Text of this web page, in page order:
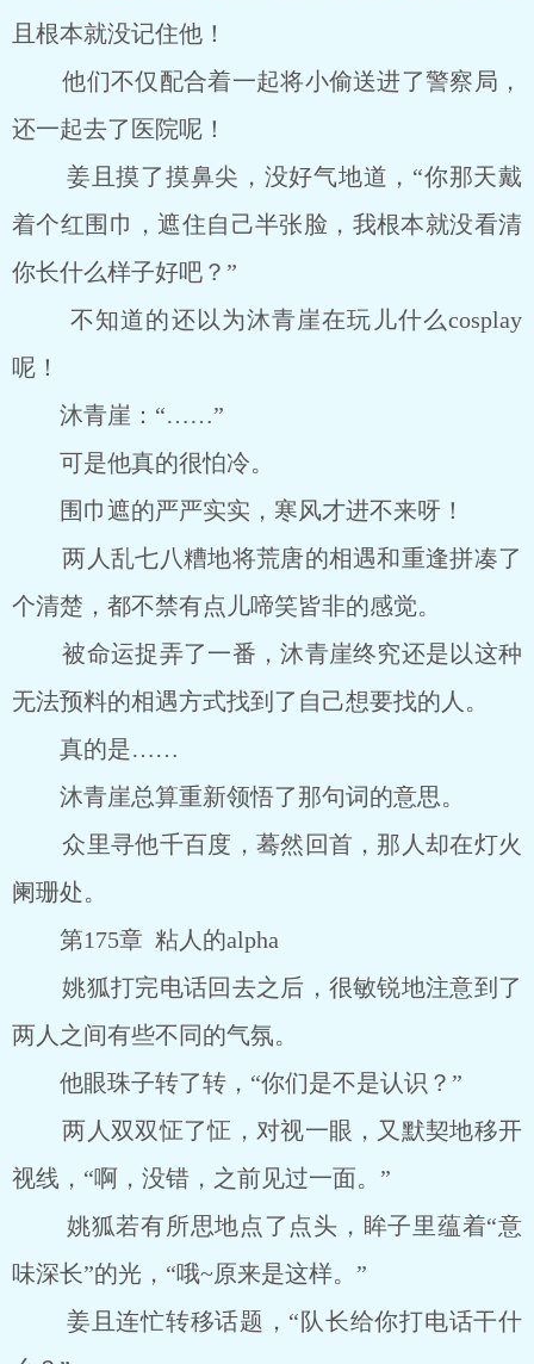
且根本就没记住他！
他们不仅配合着一起将小偷送进了警察局，
还一起去了医院呢！
姜且摸了摸鼻尖，没好气地道，“你那天戴
着个红围巾，遮住自己半张脸，我根本就没看清
你长什么样子好吧？”
不知道的还以为沐青崖在玩儿什么cosplay
呢！
沐青崖：“……”
可是他真的很怕冷。
围巾遮的严严实实，寒风才进不来呀！
两人乱七八糟地将荒唐的相遇和重逢拼凑了
个清楚，都不禁有点儿啼笑皆非的感觉。
被命运捉弄了一番，沐青崖终究还是以这种
无法预料的相遇方式找到了自己想要找的人。
真的是……
沐青崖总算重新领悟了那句词的意思。
众里寻他千百度，蓦然回首，那人却在灯火
阑珊处。
第175章 粘人的alpha
姚狐打完电话回去之后，很敏锐地注意到了
两人之间有些不同的气氛。
他眼珠子转了转，“你们是不是认识？”
两人双双怔了怔，对视一眼，又默契地移开
视线，“啊，没错，之前见过一面。”
姚狐若有所思地点了点头，眸子里蕴着“意
味深长”的光，“哦~原来是这样。”
姜且连忙转移话题，“队长给你打电话干什